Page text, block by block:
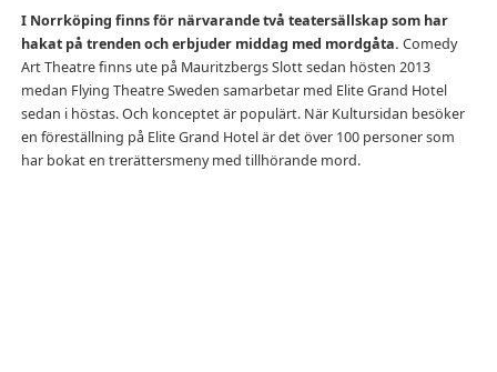
I Norrköping finns för närvarande två teatersällskap som har
hakat på trenden och erbjuder middag med mordgåta. Comedy
Art Theatre finns ute på Mauritzbergs Slott sedan hösten 2013
medan Flying Theatre Sweden samarbetar med Elite Grand Hotel
sedan i höstas. Och konceptet är populärt. När Kultursidan besöker
en föreställning på Elite Grand Hotel är det över 100 personer som
har bokat en trerättersmeny med tillhörande mord.